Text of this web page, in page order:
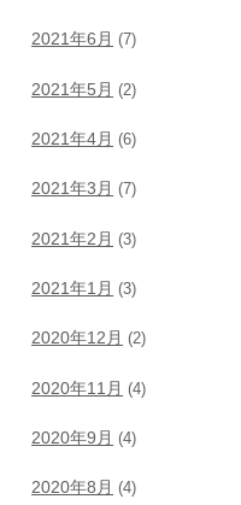
2021年6月 (7)
2021年5月 (2)
2021年4月 (6)
2021年3月 (7)
2021年2月 (3)
2021年1月 (3)
2020年12月 (2)
2020年11月 (4)
2020年9月 (4)
2020年8月 (4)